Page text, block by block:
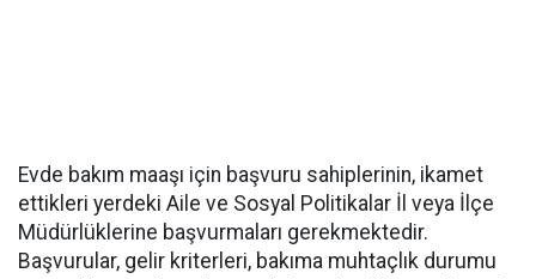
Evde bakım maaşı için başvuru sahiplerinin, ikamet
ettikleri yerdeki Aile ve Sosyal Politikalar İl veya İlçe
Müdürlüklerine başvurmaları gerekmektedir.
Başvurular, gelir kriterleri, bakıma muhtaçlık durumu